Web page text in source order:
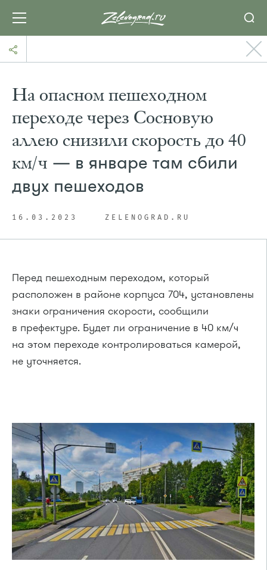
На опасном пешеходном
переходе через Сосновую
аллею снизили скорость до 40
км/ч — в январе там сбили
двух пешеходов
16.03.2023 ZELENOGRAD.RU
Перед пешеходным переходом, который
расположен в районе корпуса 704, установлены
знаки ограничения скорости, сообщили
в префектуре. Будет ли ограничение в 40 км/ч
на этом переходе контролироваться камерой,
не уточняется.